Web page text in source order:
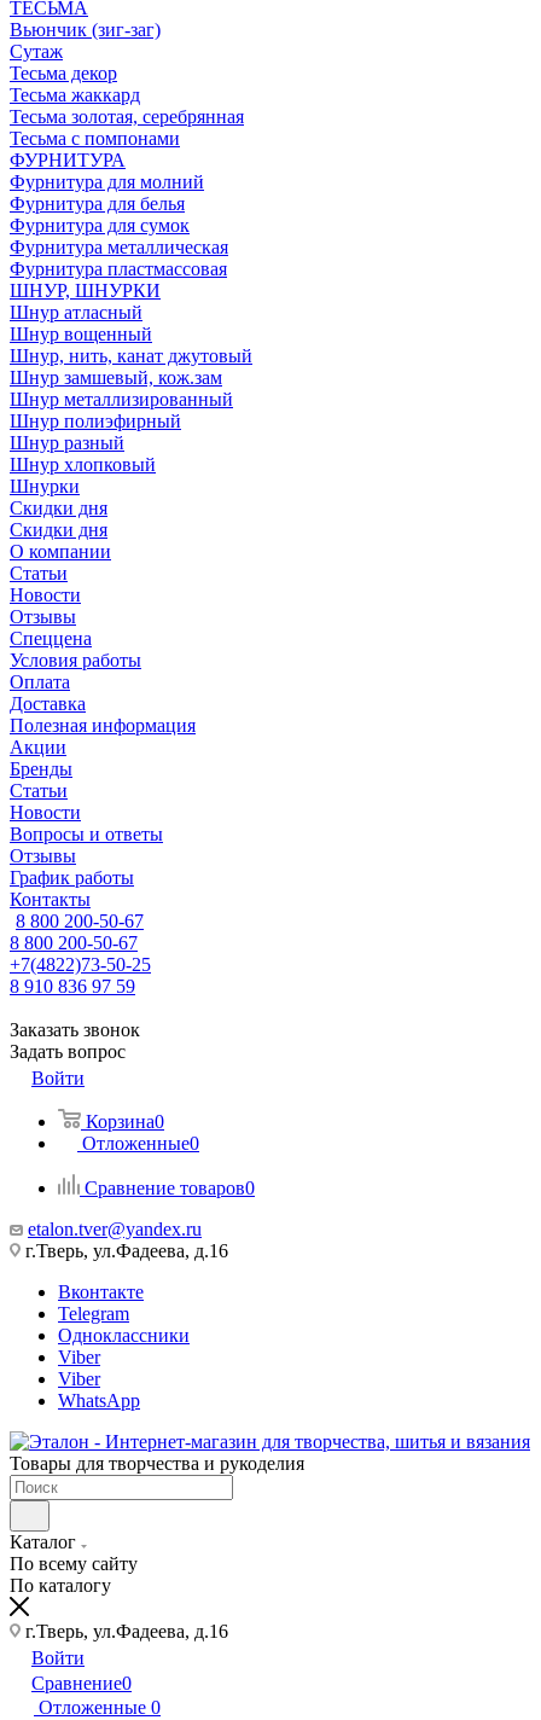
ТЕСЬМА
Вьюнчик (зиг-заг)
Сутаж
Тесьма декор
Тесьма жаккард
Тесьма золотая, серебрянная
Тесьма с помпонами
ФУРНИТУРА
Фурнитура для молний
Фурнитура для белья
Фурнитура для сумок
Фурнитура металлическая
Фурнитура пластмассовая
ШНУР, ШНУРКИ
Шнур атласный
Шнур вощенный
Шнур, нить, канат джутовый
Шнур замшевый, кож.зам
Шнур металлизированный
Шнур полиэфирный
Шнур разный
Шнур хлопковый
Шнурки
Скидки дня
Скидки дня
О компании
Статьи
Новости
Отзывы
Спеццена
Условия работы
Оплата
Доставка
Полезная информация
Акции
Бренды
Статьи
Новости
Вопросы и ответы
Отзывы
График работы
Контакты
8 800 200-50-67
8 800 200-50-67
+7(4822)73-50-25
8 910 836 97 59
Заказать звонок
Задать вопрос
Войти
Корзина0
Отложенные0
Сравнение товаров0
etalon.tver@yandex.ru
г.Тверь, ул.Фадеева, д.16
Вконтакте
Telegram
Одноклассники
Viber
Viber
WhatsApp
Товары для творчества и рукоделия
Каталог
По всему сайту
По каталогу
г.Тверь, ул.Фадеева, д.16
Войти
Сравнение0
Отложенные 0